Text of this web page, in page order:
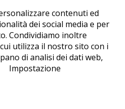
contenuti ed
dei social media e per
Condividiamo inoltre
utilizza il nostro sito con i
di analisi dei dati web,
Impostazione